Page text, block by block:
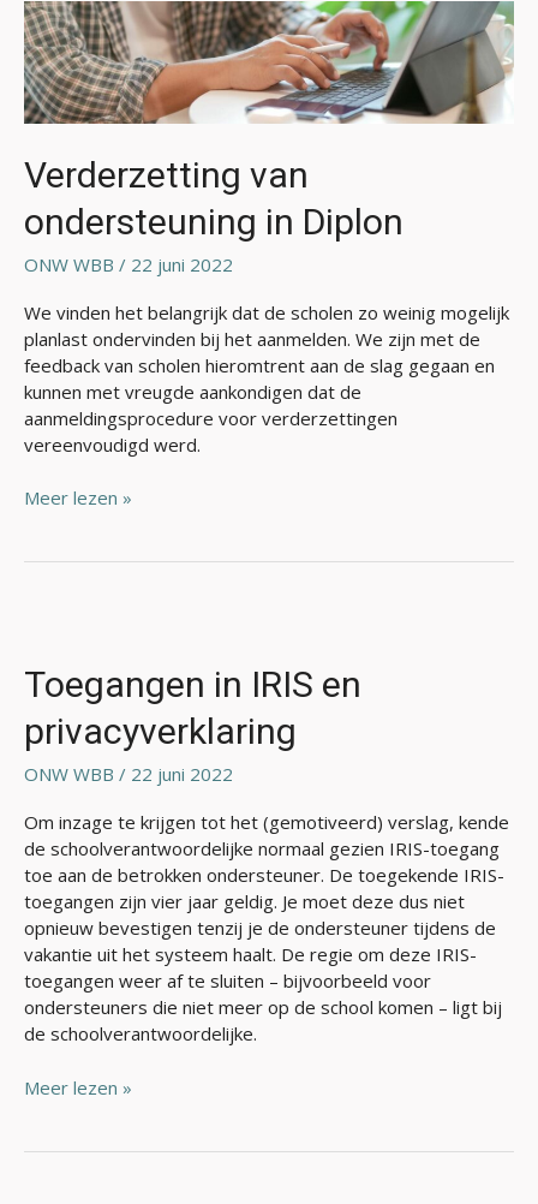
Verderzetting van
ondersteuning in Diplon
ONW WBB / 22 juni 2022
We vinden het belangrijk dat de scholen zo weinig mogelijk
planlast ondervinden bij het aanmelden. We zijn met de
feedback van scholen hieromtrent aan de slag gegaan en
kunnen met vreugde aankondigen dat de
aanmeldingsprocedure voor verderzettingen
vereenvoudigd werd.
Verderzetting
van
ondersteuning
in
Diplon
Meer lezen »
Toegangen in IRIS en
privacyverklaring
ONW WBB / 22 juni 2022
Om inzage te krijgen tot het (gemotiveerd) verslag, kende
de schoolverantwoordelijke normaal gezien IRIS-toegang
toe aan de betrokken ondersteuner. De toegekende IRIS-
toegangen zijn vier jaar geldig. Je moet deze dus niet
opnieuw bevestigen tenzij je de ondersteuner tijdens de
vakantie uit het systeem haalt. De regie om deze IRIS-
toegangen weer af te sluiten – bijvoorbeeld voor
ondersteuners die niet meer op de school komen – ligt bij
de schoolverantwoordelijke.
IRIS
en
privacyverklaring
Meer lezen »